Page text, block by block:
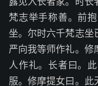
梵志举手称善。前
坐。尔时六千梵志坐
严向我等师作礼。修
人作礼。长者曰。
服。修摩提女曰。此